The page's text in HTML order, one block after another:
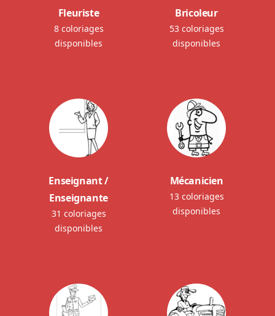
Fleuriste
8 coloriages
disponibles
Bricoleur
53 coloriages
disponibles
Enseignant /
Enseignante
31 coloriages
disponibles
Mécanicien
13 coloriages
disponibles